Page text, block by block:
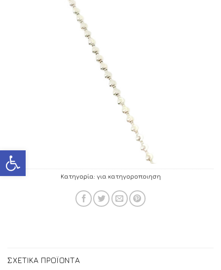
Ανοίξτε τη γραμμή εργαλείων
Κατηγορία: για κατηγοροποιηση
ΣΧΕΤΙΚΑ ΠΡΟΪΟΝΤΑ